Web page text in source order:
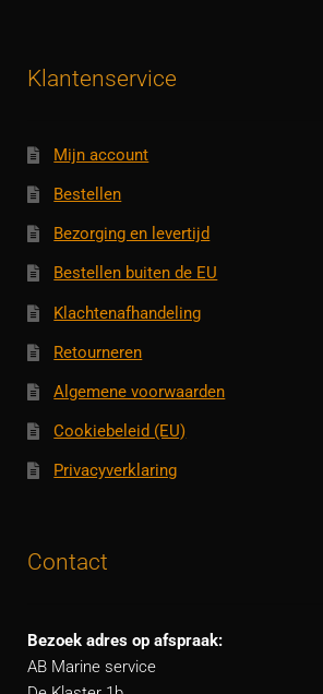
Klantenservice
Mijn account
Bestellen
Bezorging en levertijd
Bestellen buiten de EU
Klachtenafhandeling
Retourneren
Algemene voorwaarden
Cookiebeleid (EU)
Privacyverklaring
Contact
Bezoek adres op afspraak:
AB Marine service